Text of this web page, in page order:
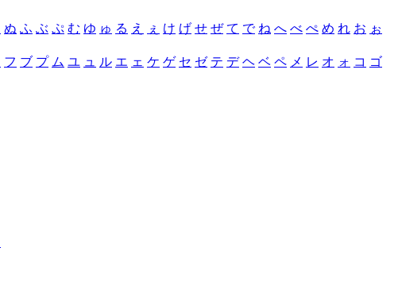
ぬ ふ ぶ ぷ む ゆ ゅ る え ぇ け げ せ ぜ て で ね へ べ ぺ め れ お ぉ
フ ブ プ ム ユ ュ ル エ ェ ケ ゲ セ ゼ テ デ ヘ ベ ペ メ レ オ ォ コ ゴ